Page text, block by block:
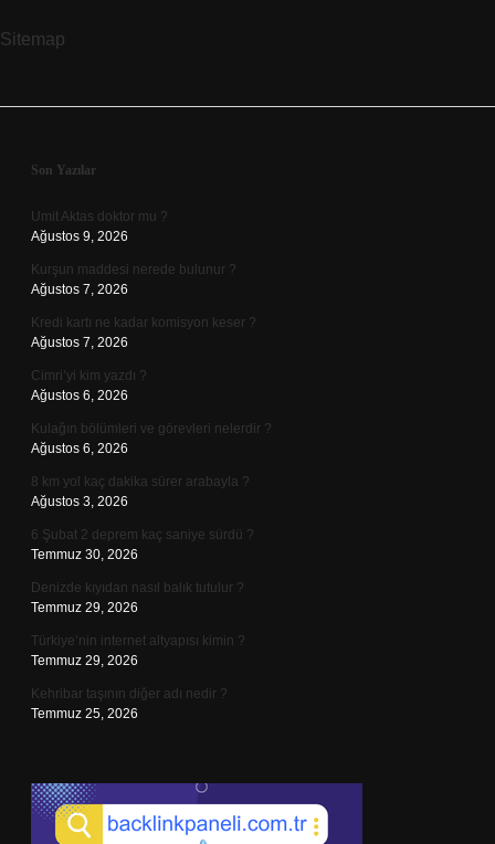
Sitemap
Sidebar
Son Yazılar
Umit Aktas doktor mu ?
Ağustos 9, 2026
Kurşun maddesi nerede bulunur ?
Ağustos 7, 2026
Kredi kartı ne kadar komisyon keser ?
Ağustos 7, 2026
Cimri’yi kim yazdı ?
Ağustos 6, 2026
Kulağın bölümleri ve görevleri nelerdir ?
Ağustos 6, 2026
8 km yol kaç dakika sürer arabayla ?
Ağustos 3, 2026
6 Şubat 2 deprem kaç saniye sürdü ?
Temmuz 30, 2026
Denizde kıyıdan nasıl balık tutulur ?
Temmuz 29, 2026
Türkiye’nin internet altyapısı kimin ?
Temmuz 29, 2026
Kehribar taşının diğer adı nedir ?
Temmuz 25, 2026